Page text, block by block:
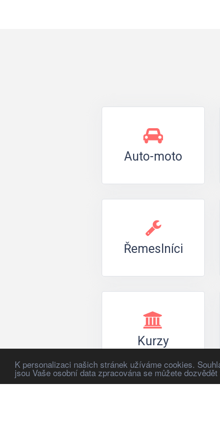
K personalizaci našich stránek užíváme cookies.
jsou Vaše osobní data zpracována se můžete
Auto-moto
Řemeslníci
Kurzy